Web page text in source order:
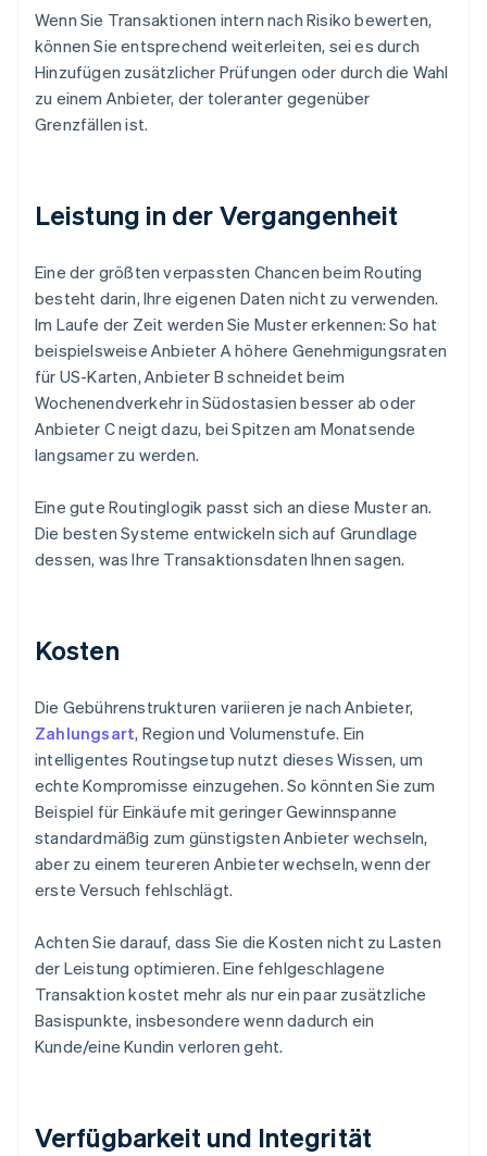
Wenn Sie Transaktionen intern nach Risiko bewerten,
können Sie entsprechend weiterleiten, sei es durch
Hinzufügen zusätzlicher Prüfungen oder durch die Wahl
zu einem Anbieter, der toleranter gegenüber
Grenzfällen ist.
Leistung in der Vergangenheit
Eine der größten verpassten Chancen beim Routing
besteht darin, Ihre eigenen Daten nicht zu verwenden.
Im Laufe der Zeit werden Sie Muster erkennen: So hat
beispielsweise Anbieter A höhere Genehmigungsraten
für US-Karten, Anbieter B schneidet beim
Wochenendverkehr in Südostasien besser ab oder
Anbieter C neigt dazu, bei Spitzen am Monatsende
langsamer zu werden.
Eine gute Routinglogik passt sich an diese Muster an.
Die besten Systeme entwickeln sich auf Grundlage
dessen, was Ihre Transaktionsdaten Ihnen sagen.
Kosten
Die Gebührenstrukturen variieren je nach Anbieter,
Zahlungsart, Region und Volumenstufe. Ein
intelligentes Routingsetup nutzt dieses Wissen, um
echte Kompromisse einzugehen. So könnten Sie zum
Beispiel für Einkäufe mit geringer Gewinnspanne
standardmäßig zum günstigsten Anbieter wechseln,
aber zu einem teureren Anbieter wechseln, wenn der
erste Versuch fehlschlägt.
Achten Sie darauf, dass Sie die Kosten nicht zu Lasten
der Leistung optimieren. Eine fehlgeschlagene
Transaktion kostet mehr als nur ein paar zusätzliche
Basispunkte, insbesondere wenn dadurch ein
Kunde/eine Kundin verloren geht.
Verfügbarkeit und Integrität